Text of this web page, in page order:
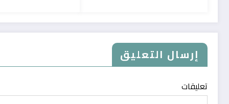
إرسال التعليق
تعليقات